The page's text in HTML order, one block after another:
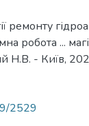
робота ...
Н.В. - Київ,
2529